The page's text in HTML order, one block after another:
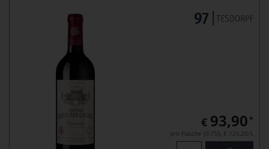
€ 93,90 *
pro Flasche (0.75l), € 125,20/L